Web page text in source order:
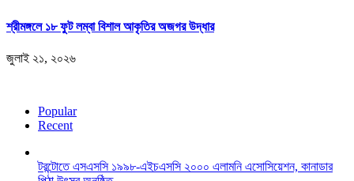
শ্রীমঙ্গলে ১৮ ফুট লম্বা বিশাল আকৃতির অজগর উদ্ধার
জুলাই ২১, ২০২৬
Popular
Recent
টরন্টোতে এসএসসি ১৯৯৮-এইচএসসি ২০০০ এলামনি এসোসিয়েশন, কানাডার